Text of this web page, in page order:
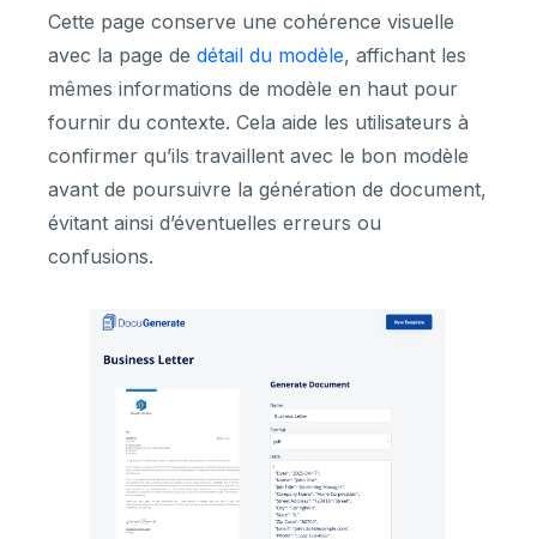
Cette page conserve une cohérence visuelle
avec la page de détail du modèle, affichant les
mêmes informations de modèle en haut pour
fournir du contexte. Cela aide les utilisateurs à
confirmer qu’ils travaillent avec le bon modèle
avant de poursuivre la génération de document,
évitant ainsi d’éventuelles erreurs ou
confusions.